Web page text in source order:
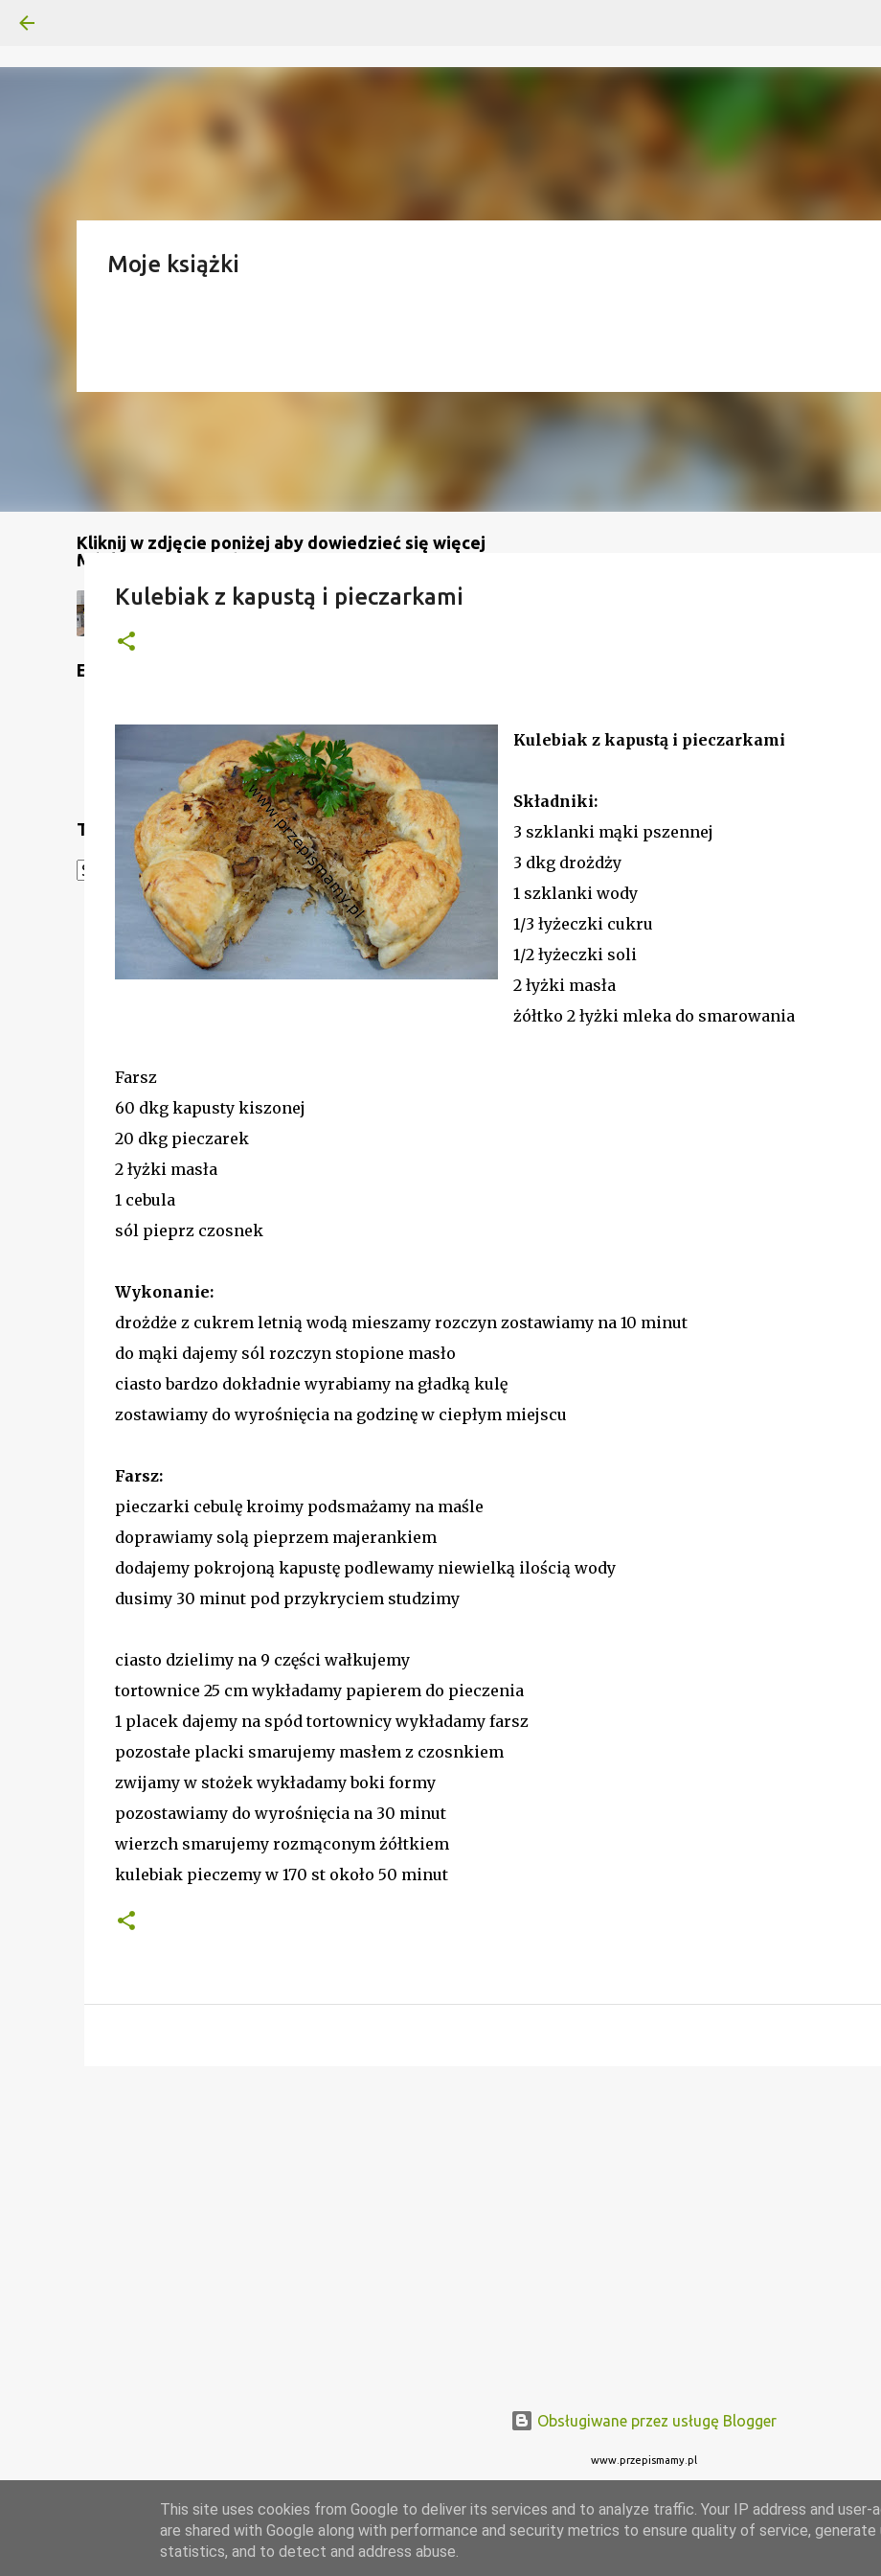
Kliknij w zdjęcie poniżej aby dowiedzieć się więcej
Moje książki
Mój kanał na YouTube
Etykiety
Translate
Powered by Translate
Kulebiak z kapustą i pieczarkami
Kulebiak z kapustą i pieczarkami
Składniki:
3 szklanki mąki pszennej
3 dkg drożdży
1 szklanki wody
1/3 łyżeczki cukru
1/2 łyżeczki soli
2 łyżki masła
żółtko 2 łyżki mleka do smarowania
Farsz
60 dkg kapusty kiszonej
20 dkg pieczarek
2 łyżki masła
1 cebula
sól pieprz czosnek
Wykonanie:
drożdże z cukrem letnią wodą mieszamy rozczyn zostawiamy na 10 minut
do mąki dajemy sól rozczyn stopione masło
ciasto bardzo dokładnie wyrabiamy na gładką kulę
zostawiamy do wyrośnięcia na godzinę w ciepłym miejscu
Farsz:
pieczarki cebulę kroimy podsmażamy na maśle
doprawiamy solą pieprzem majerankiem
dodajemy pokrojoną kapustę podlewamy niewielką ilością wody
dusimy 30 minut pod przykryciem studzimy
ciasto dzielimy na 9 części wałkujemy
tortownice 25 cm wykładamy papierem do pieczenia
1 placek dajemy na spód tortownicy wykładamy farsz
pozostałe placki smarujemy masłem z czosnkiem
zwijamy w stożek wykładamy boki formy
pozostawiamy do wyrośnięcia na 30 minut
wierzch smarujemy rozmąconym żółtkiem
kulebiak pieczemy w 170 st około 50 minut
Obsługiwane przez usługę Blogger
www.przepismamy.pl
This site uses cookies from Google to deliver its services and to analyze traffic. Your IP address and user-
are shared with Google along with performance and security metrics to ensure quality of service, generate
statistics, and to detect and address abuse.